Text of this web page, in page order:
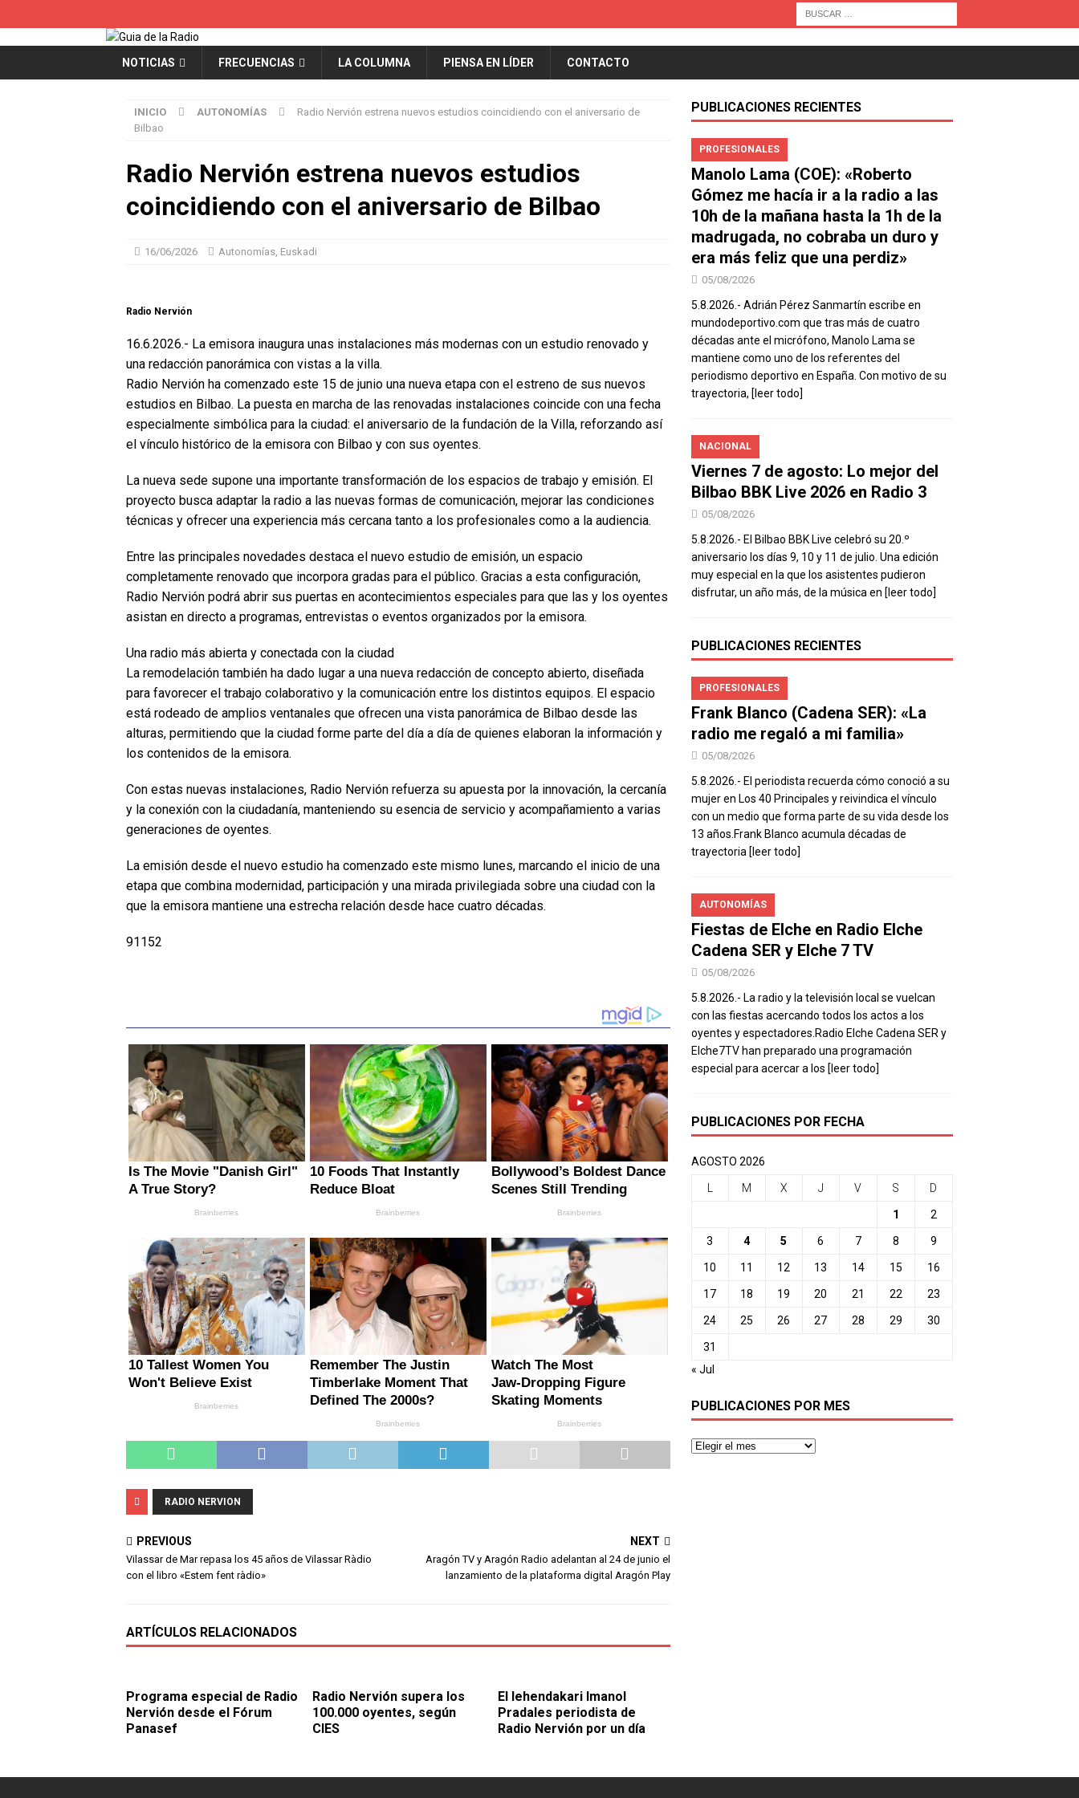
NOTICIAS FRECUENCIAS LA COLUMNA PIENSA EN LÍDER CONTACTO
INICIO AUTONOMÍAS
Radio Nervión estrena nuevos estudios coincidiendo con el aniversario de
Bilbao
Radio Nervión estrena nuevos estudios
coincidiendo con el aniversario de Bilbao
16/06/2026 Autonomías, Euskadi
Radio Nervión
16.6.2026.- La emisora inaugura unas instalaciones más modernas con un estudio renovado y
una redacción panorámica con vistas a la villa.
Radio Nervión ha comenzado este 15 de junio una nueva etapa con el estreno de sus nuevos
estudios en Bilbao. La puesta en marcha de las renovadas instalaciones coincide con una fecha
especialmente simbólica para la ciudad: el aniversario de la fundación de la Villa, reforzando así
el vínculo histórico de la emisora con Bilbao y con sus oyentes.
La nueva sede supone una importante transformación de los espacios de trabajo y emisión. El
proyecto busca adaptar la radio a las nuevas formas de comunicación, mejorar las condiciones
técnicas y ofrecer una experiencia más cercana tanto a los profesionales como a la audiencia.
Entre las principales novedades destaca el nuevo estudio de emisión, un espacio
completamente renovado que incorpora gradas para el público. Gracias a esta configuración,
Radio Nervión podrá abrir sus puertas en acontecimientos especiales para que las y los oyentes
asistan en directo a programas, entrevistas o eventos organizados por la emisora.
Una radio más abierta y conectada con la ciudad
La remodelación también ha dado lugar a una nueva redacción de concepto abierto, diseñada
para favorecer el trabajo colaborativo y la comunicación entre los distintos equipos. El espacio
está rodeado de amplios ventanales que ofrecen una vista panorámica de Bilbao desde las
alturas, permitiendo que la ciudad forme parte del día a día de quienes elaboran la información y
los contenidos de la emisora.
Con estas nuevas instalaciones, Radio Nervión refuerza su apuesta por la innovación, la cercanía
y la conexión con la ciudadanía, manteniendo su esencia de servicio y acompañamiento a varias
generaciones de oyentes.
La emisión desde el nuevo estudio ha comenzado este mismo lunes, marcando el inicio de una
etapa que combina modernidad, participación y una mirada privilegiada sobre una ciudad con la
que la emisora mantiene una estrecha relación desde hace cuatro décadas.
91152
RADIO NERVION
PREVIOUS
Vilassar de Mar repasa los 45 años de Vilassar Ràdio
con el libro «Estem fent ràdio»
NEXT
Aragón TV y Aragón Radio adelantan al 24 de junio el
lanzamiento de la plataforma digital Aragón Play
ARTÍCULOS RELACIONADOS
Programa especial de Radio
Nervión desde el Fórum
Panasef
Radio Nervión supera los
100.000 oyentes, según
CIES
El lehendakari Imanol
Pradales periodista de
Radio Nervión por un día
PUBLICACIONES RECIENTES
PROFESIONALES
Manolo Lama (COE): «Roberto
Gómez me hacía ir a la radio a las
10h de la mañana hasta la 1h de la
madrugada, no cobraba un duro y
era más feliz que una perdiz»
05/08/2026
5.8.2026.- Adrián Pérez Sanmartín escribe en
mundodeportivo.com que tras más de cuatro
décadas ante el micrófono, Manolo Lama se
mantiene como uno de los referentes del
periodismo deportivo en España. Con motivo de su
trayectoria, [leer todo]
NACIONAL
Viernes 7 de agosto: Lo mejor del
Bilbao BBK Live 2026 en Radio 3
05/08/2026
5.8.2026.- El Bilbao BBK Live celebró su 20.º
aniversario los días 9, 10 y 11 de julio. Una edición
muy especial en la que los asistentes pudieron
disfrutar, un año más, de la música en [leer todo]
PUBLICACIONES RECIENTES
PROFESIONALES
Frank Blanco (Cadena SER): «La
radio me regaló a mi familia»
05/08/2026
5.8.2026.- El periodista recuerda cómo conoció a su
mujer en Los 40 Principales y reivindica el vínculo
con un medio que forma parte de su vida desde los
13 años.Frank Blanco acumula décadas de
trayectoria [leer todo]
AUTONOMÍAS
Fiestas de Elche en Radio Elche
Cadena SER y Elche 7 TV
05/08/2026
5.8.2026.- La radio y la televisión local se vuelcan
con las fiestas acercando todos los actos a los
oyentes y espectadores.Radio Elche Cadena SER y
Elche7TV han preparado una programación
especial para acercar a los [leer todo]
PUBLICACIONES POR FECHA
AGOSTO 2026
M X J V S D
1 2
3 4 5 6 7 8 9
10 11 12 13 14 15 16
17 18 19 20 21 22 23
24 25 26 27 28 29 30
31
« Jul
PUBLICACIONES POR MES